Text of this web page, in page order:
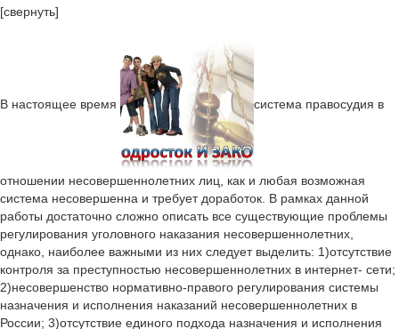
[свернуть]
В настоящее время система правосудия в
отношении несовершеннолетних лиц, как и любая возможная
система несовершенна и требует доработок. В рамках данной
работы достаточно сложно описать все существующие проблемы
регулирования уголовного наказания несовершеннолетних,
однако, наиболее важными из них следует выделить: 1)отсутствие
контроля за преступностью несовершеннолетних в интернет- сети;
2)несовершенство нормативно-правого регулирования системы
назначения и исполнения наказаний несовершеннолетних в
России; 3)отсутствие единого подхода назначения и исполнения